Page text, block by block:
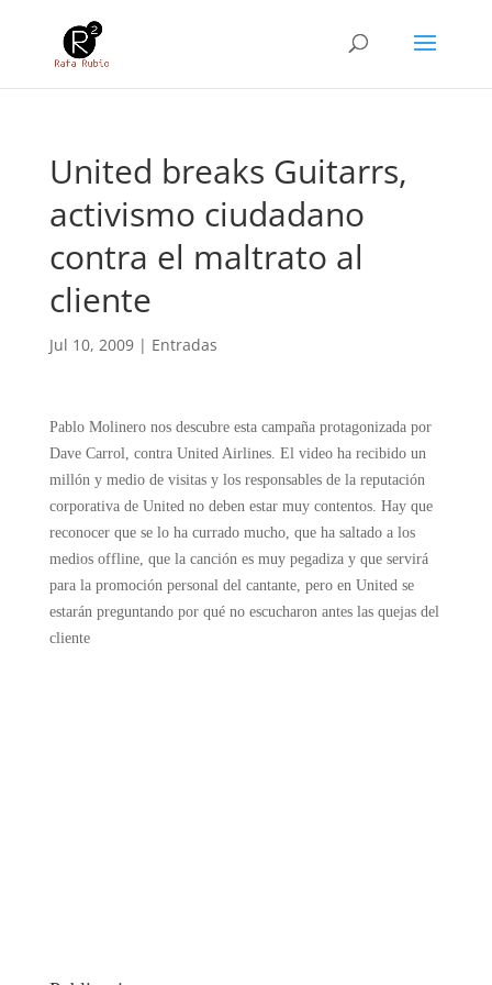
United breaks Guitarrs,
activismo ciudadano
contra el maltrato al
cliente
Jul 10, 2009| Entradas
Pablo Molinero nos descubre esta campaña protagonizada por
Dave Carrol, contra United Airlines. El video ha recibido un
millón y medio de visitas y los responsables de la reputación
corporativa de United no deben estar muy contentos. Hay que
reconocer que se lo ha currado mucho, que ha saltado a los
medios offline, que la canción es muy pegadiza y que servirá
para la promoción personal del cantante, pero en United se
estarán preguntando por qué no escucharon antes las quejas del
cliente